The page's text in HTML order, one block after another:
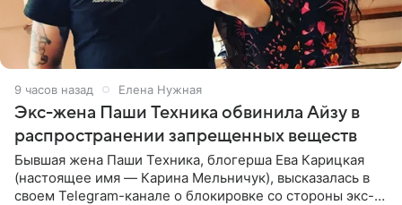
9 часов назад Елена Нужная
Экс-жена Паши Техника обвинила Айзу в
распространении запрещенных веществ
Бывшая жена Паши Техника, блогерша Ева Карицкая
(настоящее имя — Карина Мельничук), высказалась в
своем Telegram-канале о блокировке со стороны экс-